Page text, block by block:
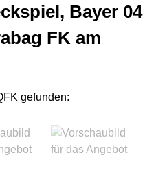
Bayer 04
FK am
gefunden: